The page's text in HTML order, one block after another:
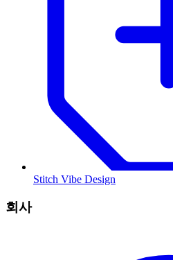
Stitch Vibe Design
회사